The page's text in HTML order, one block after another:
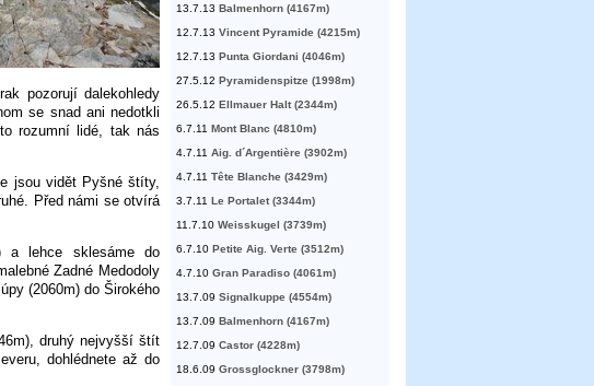
pozorují dalekohledy
se snad ani nedotkli
rozumní lidé, tak nás
jsou vidět Pyšné štíty,
Před námi se otvírá
a lehce sklesáme do
Zadné Medodoly
(2060m) do Širokého
druhý nejvyšší štít
dohlédnete až do
13.7.13 Balmenhorn (4167m)
12.7.13 Vincent Pyramide (4215m)
12.7.13 Punta Giordani (4046m)
27.5.12 Pyramidenspitze (1998m)
26.5.12 Ellmauer Halt (2344m)
6.7.11 Mont Blanc (4810m)
4.7.11 Aig. d´Argentière (3902m)
4.7.11 Tête Blanche (3429m)
3.7.11 Le Portalet (3344m)
11.7.10 Weisskugel (3739m)
6.7.10 Petite Aig. Verte (3512m)
4.7.10 Gran Paradiso (4061m)
13.7.09 Signalkuppe (4554m)
13.7.09 Balmenhorn (4167m)
12.7.09 Castor (4228m)
18.6.09 Grossglockner (3798m)